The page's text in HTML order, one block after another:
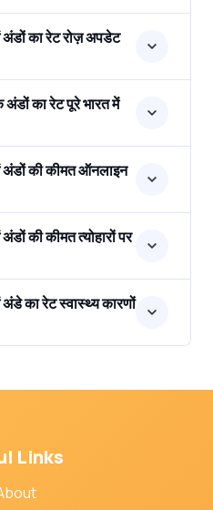
का रेट रोज़ अपडेट
का रेट पूरे भारत में
की कीमत ऑनलाइन
की कीमत त्योहारों पर
का रेट स्वास्थ्य कारणों
Links